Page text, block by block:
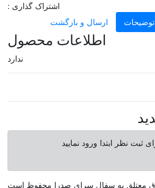
اشتراک گذاری :
توضیحات
ارسال و بازگشت
اطلاعات محصول
ندارد
ثبت نظر ابتدا ورود نمایید
معتلق به سفال سرای صدرا محفوظ است